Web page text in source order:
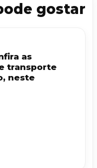
gostar
as
transporte
neste